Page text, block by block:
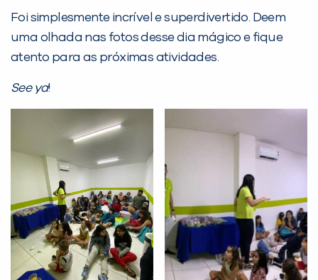
Foi simplesmente incrível e superdivertido. Deem
uma olhada nas fotos desse dia mágico e fique
atento para as próximas atividades.
See ya!
Preencha com seus dados abaixo e
já vamos te colocar em contato
com a